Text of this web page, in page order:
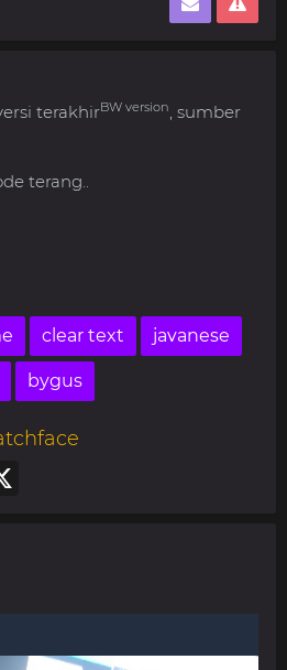
terakhirBW version, sumber
terang..
clear text javanese
bygus